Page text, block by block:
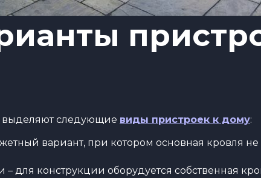
следующие виды пристроек к дому:
вариант, при котором основная кровля не
для конструкции оборудуется собственная